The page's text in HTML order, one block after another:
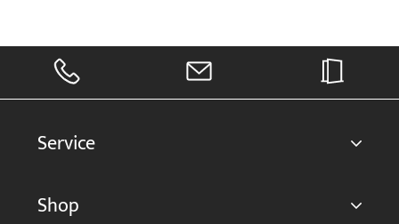
Service
Shop